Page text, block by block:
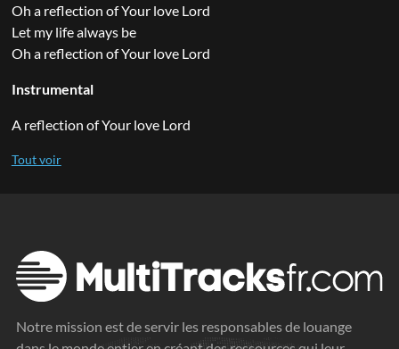
Oh a reflection of Your love Lord
Let my life always be
Oh a reflection of Your love Lord
Instrumental
A reflection of Your love Lord
Notre mission est de servir les responsables de louange